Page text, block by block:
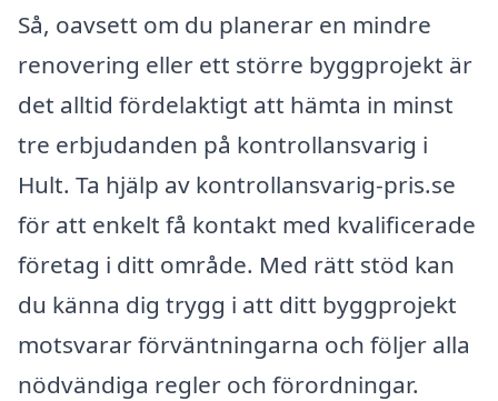
Så, oavsett om du planerar en mindre
renovering eller ett större byggprojekt är
det alltid fördelaktigt att hämta in minst
tre erbjudanden på kontrollansvarig i
Hult. Ta hjälp av kontrollansvarig-pris.se
för att enkelt få kontakt med kvalificerade
företag i ditt område. Med rätt stöd kan
du känna dig trygg i att ditt byggprojekt
motsvarar förväntningarna och följer alla
nödvändiga regler och förordningar.